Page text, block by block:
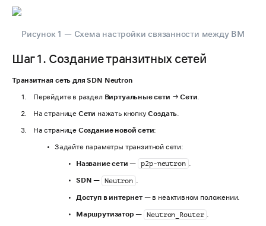
Рисунок 1 — Схема настройки связанности между ВМ
Шаг 1. Создание транзитных сетей
Транзитная сеть для SDN Neutron
Перейдите в раздел Виртуальные сети →Сети
На странице Сети нажать кнопкуСоздать
На странице Создание новой сети:
Задайте параметры транзитной сети:
Название сети — p2p-neutron
SDN — Neutron .
Доступ в интернет— в неактивном положении.
Маршрутизатор — Neutron_Router .